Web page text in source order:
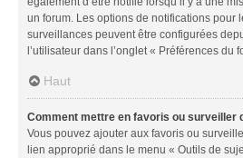
un forum. Les options de notifications pour
surveillances peuvent être configurées
l’utilisateur dans l’onglet « Préférences du
Haut
Comment mettre en favoris ou surveiller
Vous pouvez ajouter aux favoris ou
lien approprié dans le menu « Outils de